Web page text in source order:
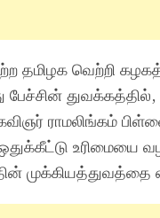
தமிழக வெற்றி
துவக்கத்தில்,
ராமலிங்கம்
உரிமையை
முக்கியத்துவத்தை